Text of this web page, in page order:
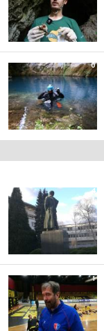
0
4
1